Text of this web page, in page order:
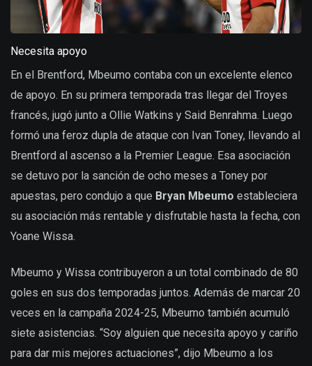
Necesita apoyo
En el Brentford, Mbeumo contaba con un excelente elenco
de apoyo. En su primera temporada tras llegar del Troyes
francés, jugó junto a Ollie Watkins y Said Benrahma. Luego
formó una feroz dupla de ataque con Ivan Toney, llevando al
Brentford al ascenso a la Premier League. Esa asociación
se detuvo por la sanción de ocho meses a Toney por
apuestas, pero condujo a que Bryan Mbeumo estableciera
su asociación más rentable y disfrutable hasta la fecha, con
Yoane Wissa.
Mbeumo y Wissa contribuyeron a un total combinado de 80
goles en sus dos temporadas juntos. Además de marcar 20
veces en la campaña 2024-25, Mbeumo también acumuló
siete asistencias. “Soy alguien que necesita apoyo y cariño
para dar mis mejores actuaciones”, dijo Mbeumo a los